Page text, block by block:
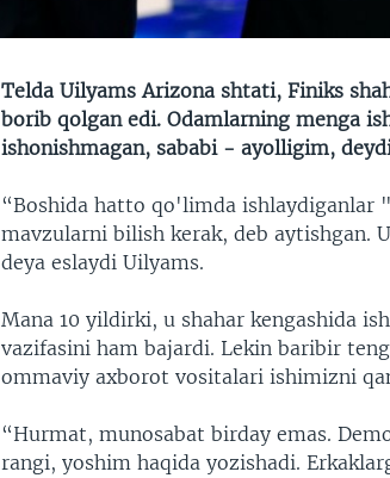
Telda Uilyams Arizona shtati, Finiks
borib qolgan edi. Odamlarning menga
ishonishmagan, sababi - ayolligim,
“Boshida hatto qo'limda ishlaydiganlar
mavzularni bilish kerak, deb aytishgan.
deya eslaydi Uilyams.
Mana 10 yildirki, u shahar kengashida
vazifasini ham bajardi. Lekin baribir
ommaviy axborot vositalari ishimizni
“Hurmat, munosabat birday emas.
rangi, yoshim haqida yozishadi.